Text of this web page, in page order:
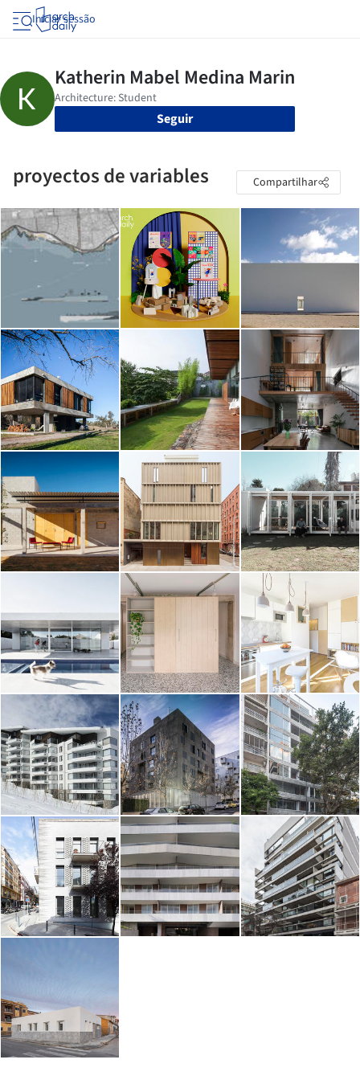
Iniciar sessão
Seguir
proyectos de variables Compartilhar